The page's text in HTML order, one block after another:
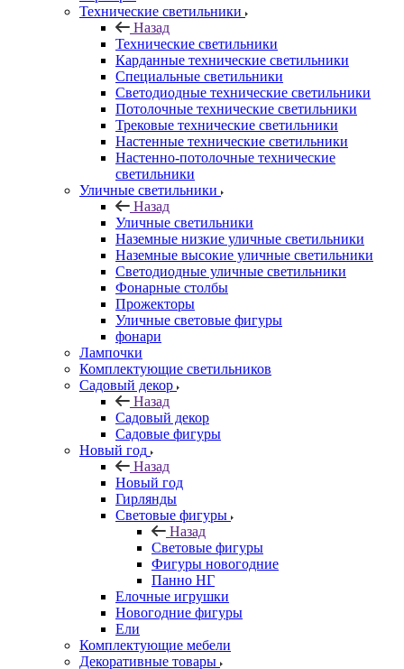
Технические светильники
Назад
Технические светильники
Карданные технические светильники
Специальные светильники
Светодиодные технические светильники
Потолочные технические светильники
Трековые технические светильники
Настенные технические светильники
Настенно-потолочные технические
светильники
Уличные светильники
Назад
Уличные светильники
Наземные низкие уличные светильники
Наземные высокие уличные светильники
Светодиодные уличные светильники
Фонарные столбы
Прожекторы
Уличные световые фигуры
фонари
Лампочки
Комплектующие светильников
Садовый декор
Назад
Садовый декор
Садовые фигуры
Новый год
Назад
Новый год
Гирлянды
Световые фигуры
Назад
Световые фигуры
Фигуры новогодние
Панно НГ
Елочные игрушки
Новогодние фигуры
Ели
Комплектующие мебели
Декоративные товары